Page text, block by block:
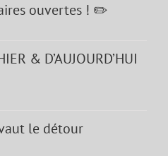
ouvertes ! ✏️
& D’AUJOURD’HUI
le détour